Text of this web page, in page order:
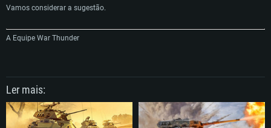
Vamos considerar a sugestão.
A Equipe War Thunder
Ler mais: